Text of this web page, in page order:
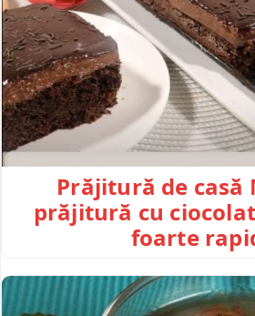
Prăjitură de casă
prăjitură cu
foarte